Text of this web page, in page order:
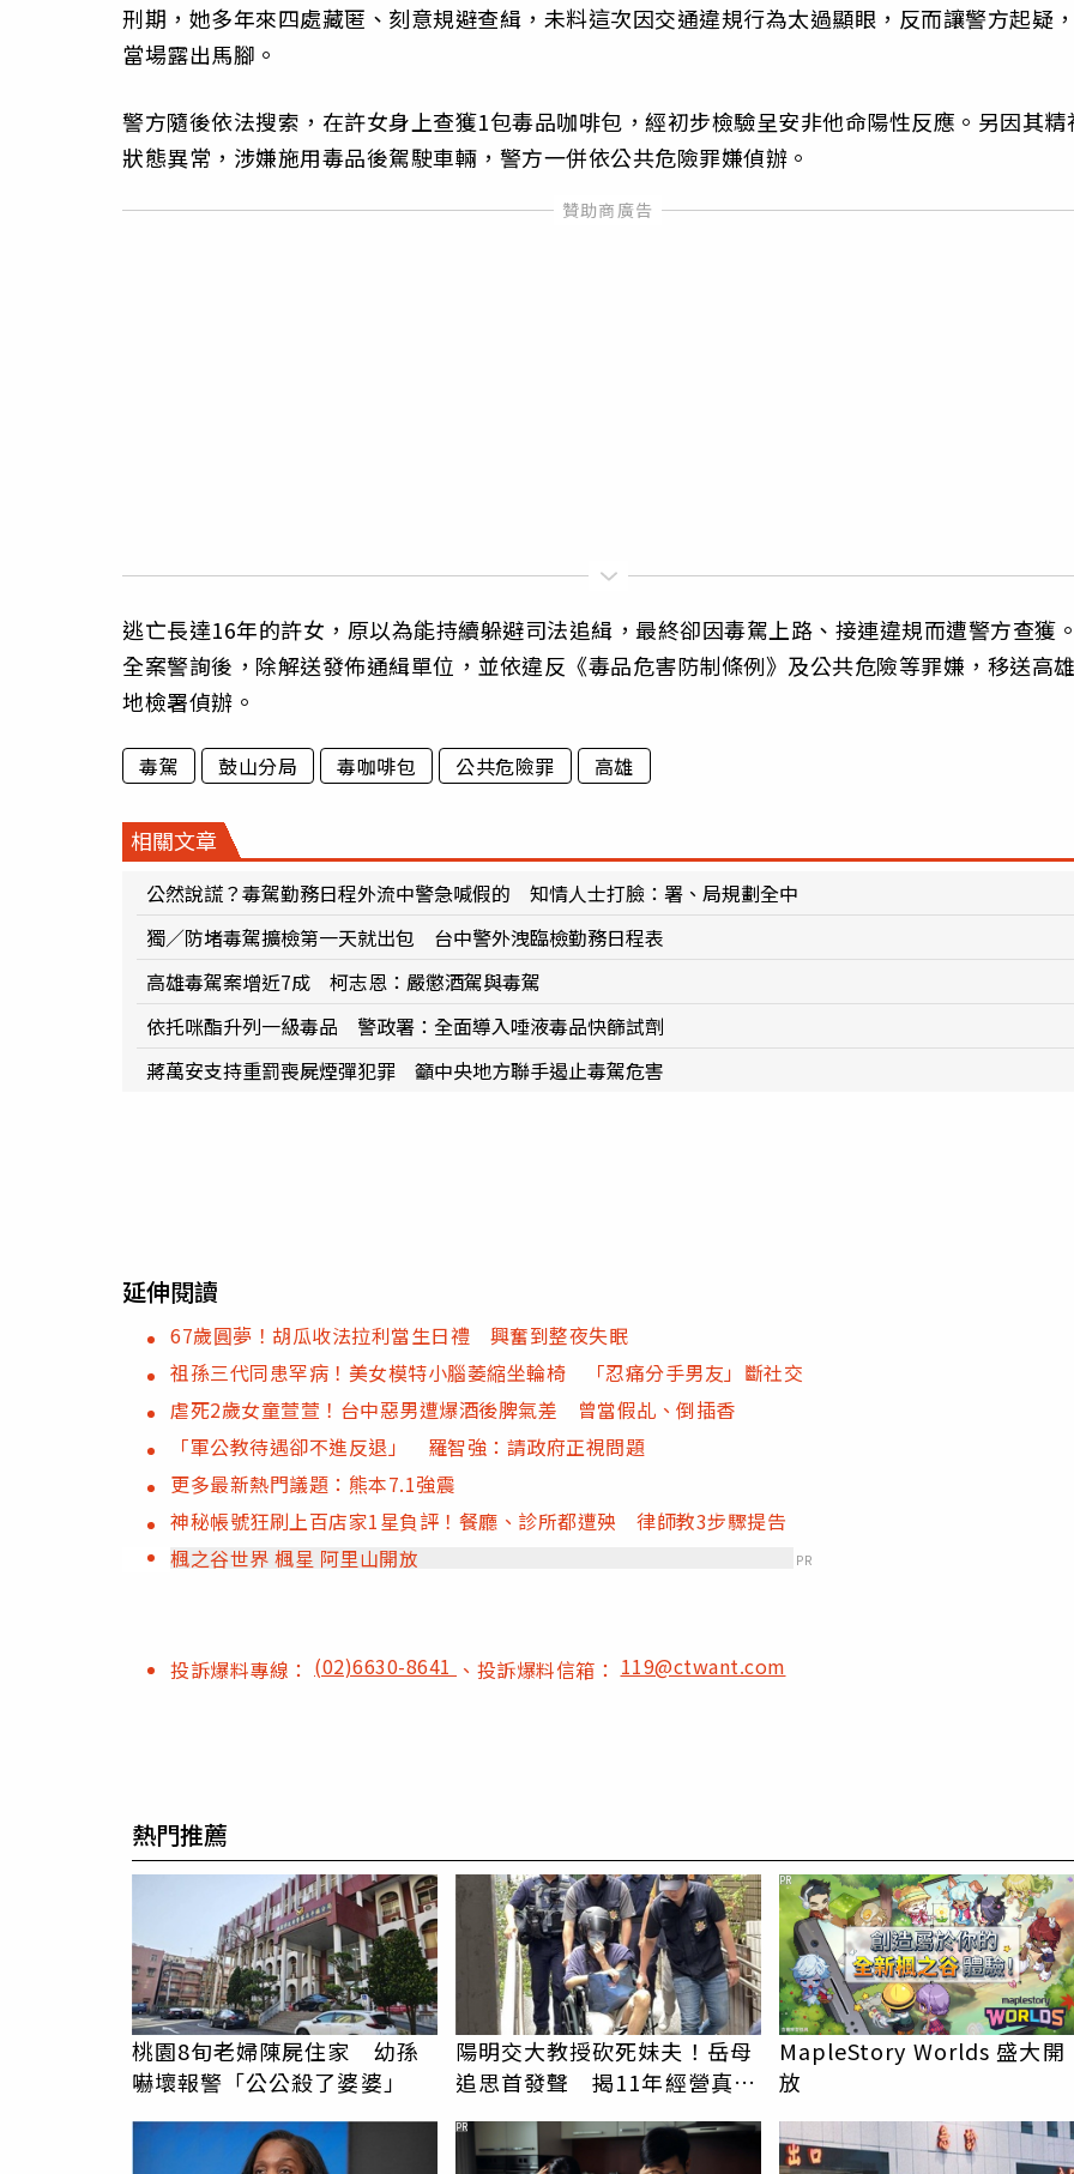
刑期，她多年來四處藏匿、刻意規避查緝，未料這次因交通違規行為太過顯眼，反而讓警方起疑
當場露出馬腳。
警方隨後依法搜索，在許女身上查獲1包毒品咖啡包，經初步檢驗呈安非他命陽性反應。另因其精
狀態異常，涉嫌施用毒品後駕駛車輛，警方一併依公共危險罪嫌偵辦。
逃亡長達16年的許女，原以為能持續躲避司法追緝，最終卻因毒駕上路、接連違規而遭警方查獲
全案警詢後，除解送發佈通緝單位，並依違反《毒品危害防制條例》及公共危險等罪嫌，移送高
地檢署偵辦。
毒駕 鼓山分局 毒咖啡包 公共危險罪 高雄
相關文章
公然說謊？毒駕勤務日程外流中警急喊假的 知情人士打臉：署、局規劃全中
獨／防堵毒駕擴檢第一天就出包 台中警外洩臨檢勤務日程表
高雄毒駕案增近7成 柯志恩：嚴懲酒駕與毒駕
依托咪酯升列一級毒品 警政署：全面導入唾液毒品快篩試劑
蔣萬安支持重罰喪屍煙彈犯罪 籲中央地方聯手遏止毒駕危害
延伸閱讀
67歲圓夢！胡瓜收法拉利當生日禮 興奮到整夜失眠
祖孫三代同患罕病！美女模特小腦萎縮坐輪椅 「忍痛分手男友」斷社交
虐死2歲女童萱萱！台中惡男遭爆酒後脾氣差 曾當假乩、倒插香
「軍公教待遇卻不進反退」 羅智強：請政府正視問題
更多最新熱門議題：熊本7.1強震
神秘帳號狂刷上百店家1星負評！餐廳、診所都遭殃 律師教3步驟提告
楓之谷世界 楓星 阿里山開放
PR
投訴爆料專線： (02)6630-8641 、投訴爆料信箱：119@ctwant.com
熱門推薦
桃園8旬老婦陳屍住家 幼孫
嚇壞報警「公公殺了婆婆」
陽明交大教授砍死妹夫！岳母
追思首發聲 揭11年經營真相
MapleStory Worlds 盛大開
放
PR
PR